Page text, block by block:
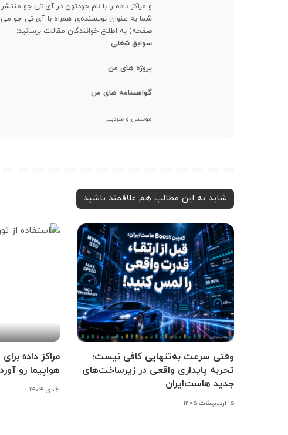
و مراکز داده را با نام خودتون در آی تی جو
شما به عنوان نویسنده‌ی همراه با آی تی جو
صفحه) به اطلاع خوانندگان مقالات برسانید:
سوابق شغلی
پروژه های من
گواهینامه های من
موسس و سردبیر
شاید به این مطالب هم علاقمند باشید
وقتی سرعت به‌تنهایی کافی نیست؛
تجربه پایداری واقعی در زیرساخت‌های
جدید هاست‌ایران
۱۵ اردیبهشت ۱۴۰۵
مراکز داده
هواپیما رو
۶ دی ۱۴۰۴